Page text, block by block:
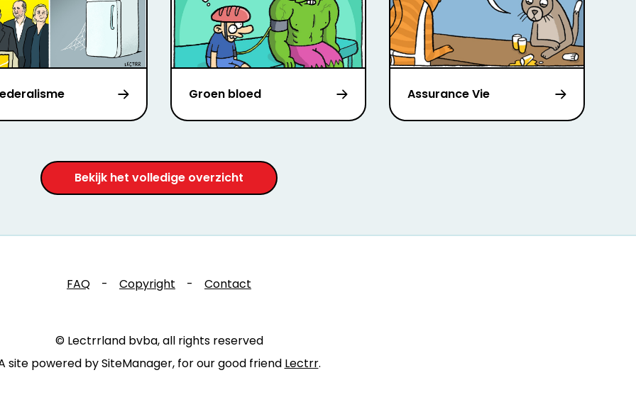
Groen bloed Assurance Vie
Bekijk het volledige overzicht
FAQ - Copyright - Contact
© Lectrrland bvba, all rights reserved
site powered by SiteManager, for our good friend Lectrr.